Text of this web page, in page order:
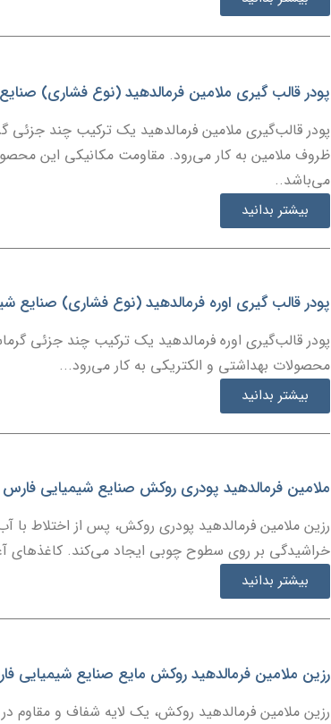
پودر قالب گیری ملامین فرمالدهید (نوع فشاری)
پودر قالب‌گیری ملامین فرمالدهید یک ترکیب چند
ظروف ملامین به کار می‌رود. مقاومت مکانیکی این محصول
می‌باشد..
بیشتر بدانید
پودر قالب گیری اوره فرمالدهید (نوع فشاری) صنایع
پودر قالب‌گیری اوره فرمالدهید یک ترکیب چند جزئی
محصولات بهداشتی و الکتریکی به کار می‌رود...
بیشتر بدانید
ملامین فرمالدهید پودری روکش صنایع شیمیایی فارس
رزین ملامین فرمالدهید پودری روکش، پس از اختلاط با
خراشیدگی بر روی سطوح چوبی ایجاد می‌کند. کاغذهای
بیشتر بدانید
رزین ملامین فرمالدهید روکش مایع صنایع شیمیایی
رزین ملامین فرمالدهید روکش، یک لایه شفاف و مقاوم